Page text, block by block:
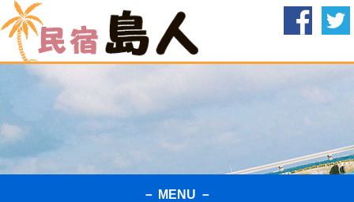
－ MENU －